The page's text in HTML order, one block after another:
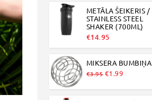
METĀLA ŠEIKERIS /
STAINLESS STEEL
SHAKER (700ML)
€14.95
MIKSERA BUMBIŅA
€3.95 Original
€1.99